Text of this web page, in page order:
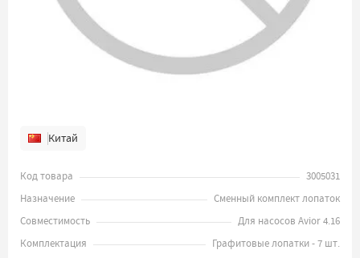
Китай
Код товара
3005031
Назначение
Сменный комплект лопаток
Совместимость
Для насосов Avior 4.16
Комплектация
Графитовые лопатки - 7 шт.